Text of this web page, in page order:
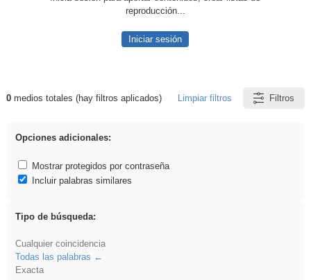
reproducción...
Iniciar sesión
Resultados de: cortar
0medios totales (hay filtros aplicados) Limpiar filtros Filtros
Opciones adicionales:
Mostrar protegidos por contraseña
Incluir palabras similares
Tipo de búsqueda:
Cualquier coincidencia
Todas las palabras
Exacta